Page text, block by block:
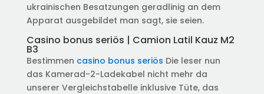
ukrainischen Besatzungen geradlinig an dem
Apparat ausgebildet man sagt, sie seien.
Casino bonus seriös | Camion Latil Kauz M2
B3
Bestimmen casino bonus seriös Die leser nun
das Kamerad-2-Ladekabel nicht mehr da
unserer Vergleichstabelle inklusive Tüte, das